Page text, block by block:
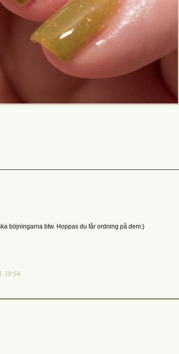
böjningarna btw. Hoppas du får ordning på dem:)
18:54